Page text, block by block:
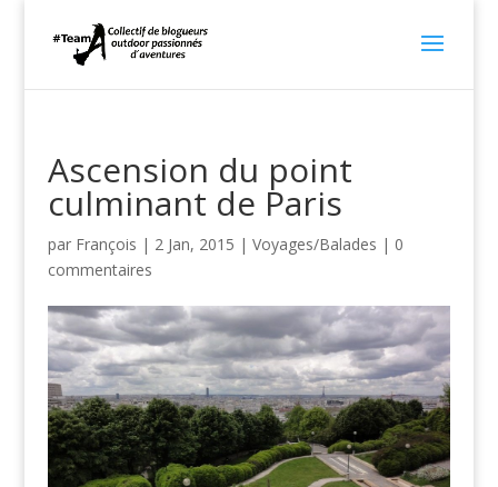
Ascension du point
culminant de Paris
par François | 2 Jan, 2015 | Voyages/Balades | 0
commentaires